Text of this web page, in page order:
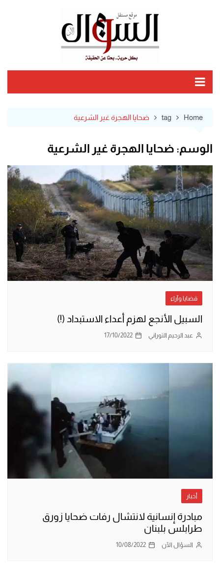
Home
tag ضحايا الهجرة غير الشرعية
الوسم: ضحايا الهجرة غير الشرعية
قضايا وآراء
السبيل الأنجع لهزم أعداء الاستبداد (!)
عبد الرحيم التوراني 17/10/2022
أخبار
مبادرة إنسانية لانتشال رفات ضحايا زورق
طرابلس بلبنان
السؤال الآن 10/08/2022